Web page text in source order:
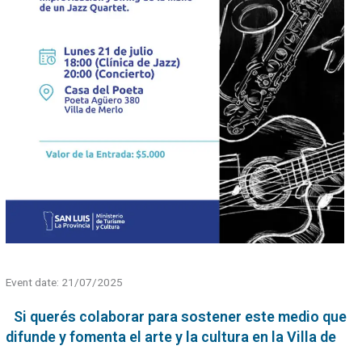
Event date: 21/07/2025
Si querés colaborar para sostener este medio que
difunde y fomenta el arte y la cultura en la Villa de